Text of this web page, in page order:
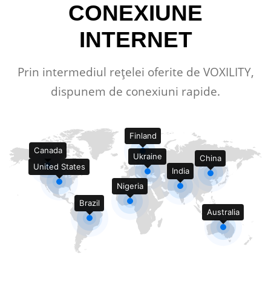
CONEXIUNE
INTERNET
Prin intermediul rețelei oferite de VOXILITY,
dispunem de conexiuni rapide.
Canada
United States
Brazil
Nigeria
Finland
Ukraine
India
China
Australia